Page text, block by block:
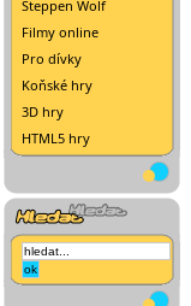
Steppen Wolf
Filmy online
Pro dívky
Koňské hry
3D hry
HTML5 hry